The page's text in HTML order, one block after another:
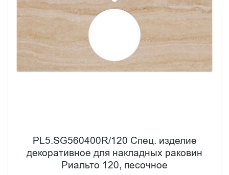
PL5.SG560400R/120 Спец. изделие
декоративное для накладных раковин
Риальто 120, песочное